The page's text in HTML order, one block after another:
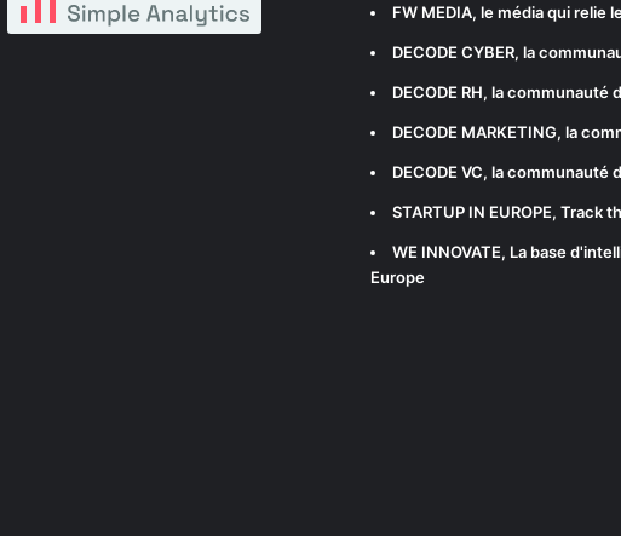
FW MEDIA, le média qui relie
DECODE CYBER, la
DECODE RH, la communauté
DECODE MARKETING, la
DECODE VC, la communauté
STARTUP IN EUROPE, Track
WE INNOVATE, La base
Europe